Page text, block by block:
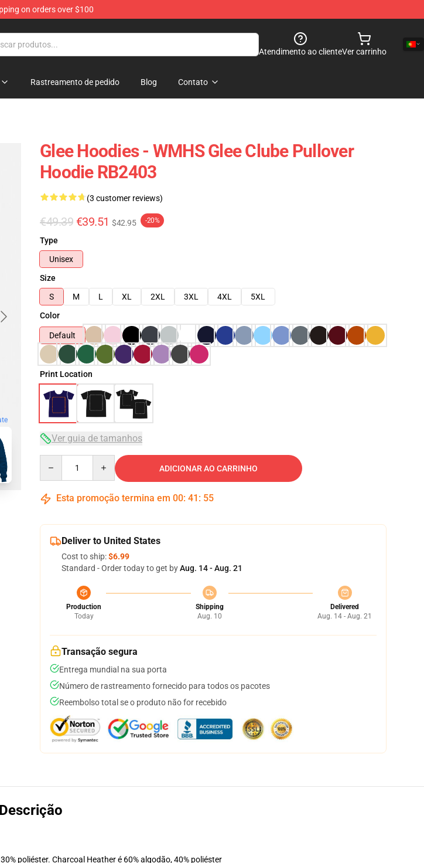
on orders over $100
Atendimento ao clienteVer carrinho
Rastreamento de pedido Blog Contato
Glee Hoodies - WMHS Glee Clube Pullover
Hoodie RB2403
(3 customer reviews)
€49.39 €39.51 $42.95 -20%
Type
Unisex
Size
S
M L XL 2XL 3XL 4XL
5XL
Color
Default
Print Location
Ver guia de tamanhos
ADICIONAR AO CARRINHO
Esta promoção termina em 00: 41 : 54
Deliver to United States
Cost to ship:$6.99
Standard - Order today to get byAug. 14 - Aug. 21
Production
Today
Shipping
Aug. 10
Delivered
Aug. 14 - Aug. 21
Transação segura
Entrega mundial na sua porta
Número de rastreamento fornecido para todos os pacotes
Reembolso total se o produto não for recebido
Descrição
poliéster. Charcoal Heather é 60% algodão, 40% poliéster